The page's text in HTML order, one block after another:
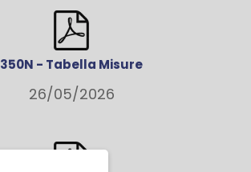
350N - Tabella Misure
26/05/2026